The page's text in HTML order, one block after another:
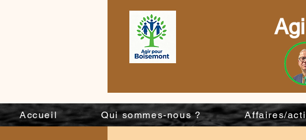
Accueil Qui sommes-nous ? Affaires/